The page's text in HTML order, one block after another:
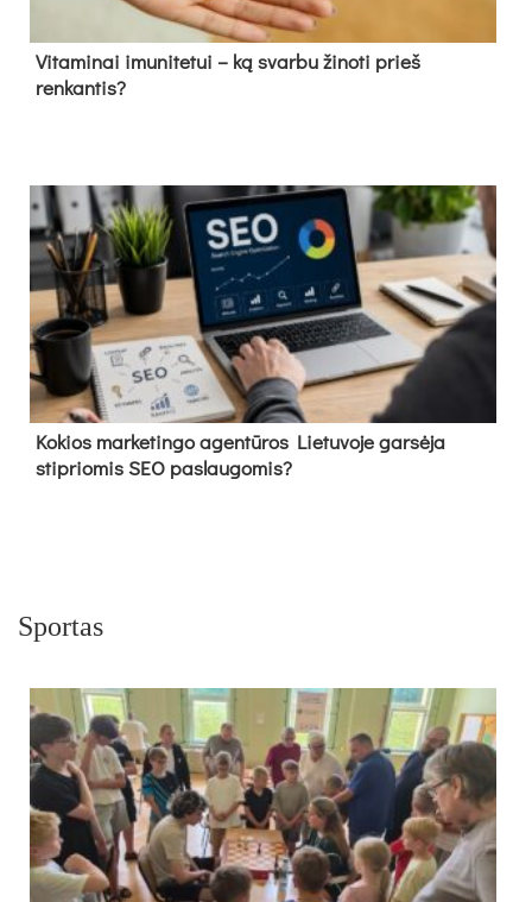
Vitaminai imunitetui – ką svarbu žinoti prieš
renkantis?
Kokios marketingo agentūros Lietuvoje garsėja
stipriomis SEO paslaugomis?
Sportas